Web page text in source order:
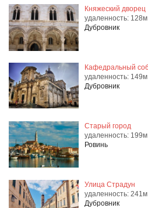
Княжеский дворец
удаленность: 128м
Дубровник
Кафедральный
удаленность: 149м
Дубровник
Старый город
удаленность: 199м
Ровинь
Улица Страдун
удаленность: 241м
Дубровник